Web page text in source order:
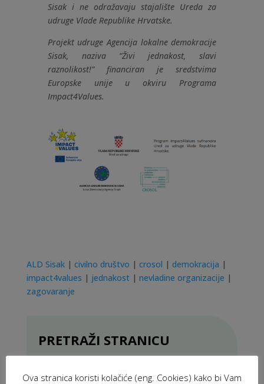
Sisak i ne odražavaju stajalište Ureda za
udruge Vlade Republike Hrvatske.
Projekt udruge Agencija lokalne demokracije
Sisak, naziva “Živi jednakost, slavi
raznolikost!” financiran je sredstvima
Europske unije u okviru Programa
Impact4Values.
ALD Sisak| civilno društvo | crosol | demokracija |
impact4values | jednakost | nevladine organizacije |
zagovaranje
PRETRAŽI STRANICU
Ova stranica koristi kolačiće (eng. Cookies) kako bi Vam